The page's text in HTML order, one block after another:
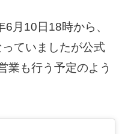
6月10日18時から、
ていましたが公式
業も行う予定のよう